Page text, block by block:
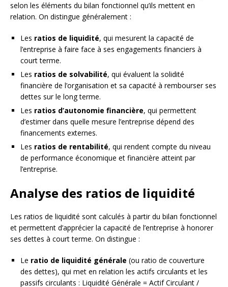
selon les éléments du bilan fonctionnel qu’ils mettent en
relation. On distingue généralement :
Les ratios de liquidité, qui mesurent la capacité de
l’entreprise à faire face à ses engagements financiers à
court terme.
Les ratios de solvabilité, qui évaluent la solidité
financière de l’organisation et sa capacité à rembourser ses
dettes sur le long terme.
Les ratios d’autonomie financière, qui permettent
d’estimer dans quelle mesure l’entreprise dépend des
financements externes.
Les ratios de rentabilité, qui rendent compte du niveau
de performance économique et financière atteint par
l’entreprise.
Analyse des ratios de liquidité
Les ratios de liquidité sont calculés à partir du bilan fonctionnel
et permettent d’apprécier la capacité de l’entreprise à honorer
ses dettes à court terme. On distingue :
Le ratio de liquidité générale (ou ratio de couverture
des dettes), qui met en relation les actifs circulants et les
passifs circulants : Liquidité Générale = Actif Circulant /